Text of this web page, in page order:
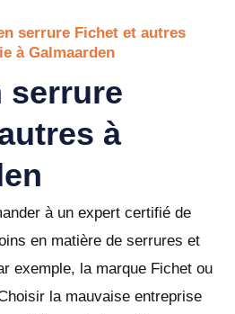
serrure Fichet et autres
à Galmaarden
serrure
à
à un expert certifié de
en matière de serrures et
exemple, la marque Fichet ou
la mauvaise entreprise